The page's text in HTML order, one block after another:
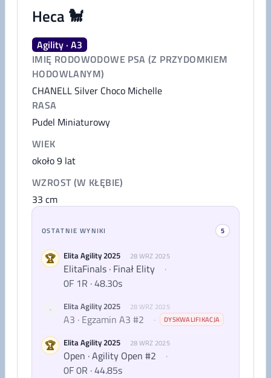
Heca 🐩
Agility · A3
IMIĘ RODOWODOWE PSA (Z PRZYDOMKIEM
HODOWLANYM)
CHANELL Silver Choco Michelle
RASA
Pudel Miniaturowy
WIEK
około 9 lat
WZROST (W KŁĘBIE)
33 cm
OSTATNIE WYNIKI 5
🏆 Elita Agility 2025 28 WRZ 2025
ElitaFinals · Finał Elity
·
0F 1R · 48.30s
- Elita Agility 2025 28 WRZ 2025
A3 · Egzamin A3 #2 · DYSKWALIFIKACJA
🏆 Elita Agility 2025 28 WRZ 2025
Open · Agility Open #2
·
0F 0R · 44.85s